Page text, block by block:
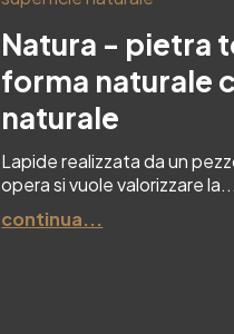
Natura - pietra
forma naturale
naturale
Lapide realizzata da un
opera si vuole valorizzare la...
continua...